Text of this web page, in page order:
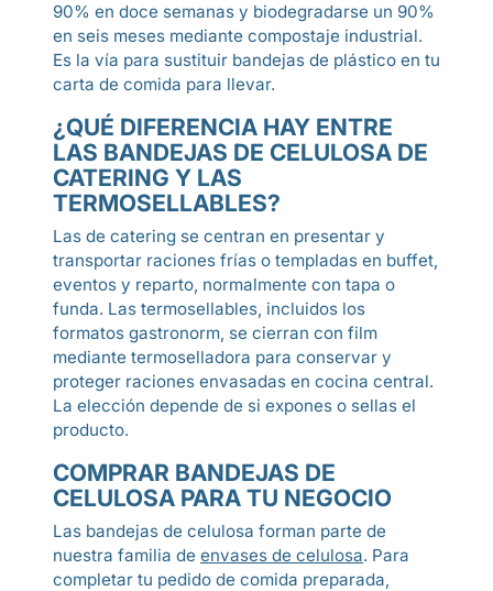
90% en doce semanas y biodegradarse un 90%
en seis meses mediante compostaje industrial.
Es la vía para sustituir bandejas de plástico en tu
carta de comida para llevar.
¿QUÉ DIFERENCIA HAY ENTRE
LAS BANDEJAS DE CELULOSA DE
CATERING Y LAS
TERMOSELLABLES?
Las de catering se centran en presentar y
transportar raciones frías o templadas en buffet,
eventos y reparto, normalmente con tapa o
funda. Las termosellables, incluidos los
formatos gastronorm, se cierran con film
mediante termoselladora para conservar y
proteger raciones envasadas en cocina central.
La elección depende de si expones o sellas el
producto.
COMPRAR BANDEJAS DE
CELULOSA PARA TU NEGOCIO
Las bandejas de celulosa forman parte de
nuestra familia de envases de celulosa. Para
completar tu pedido de comida preparada,